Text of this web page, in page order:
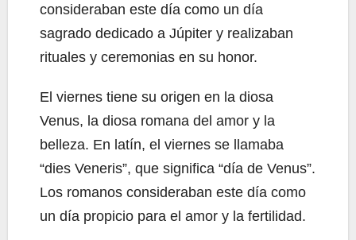
consideraban este día como un día
sagrado dedicado a Júpiter y realizaban
rituales y ceremonias en su honor.
El viernes tiene su origen en la diosa
Venus, la diosa romana del amor y la
belleza. En latín, el viernes se llamaba
“dies Veneris”, que significa “día de Venus”.
Los romanos consideraban este día como
un día propicio para el amor y la fertilidad.